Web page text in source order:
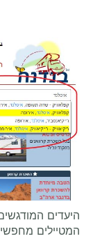
היעדים
המטיילים